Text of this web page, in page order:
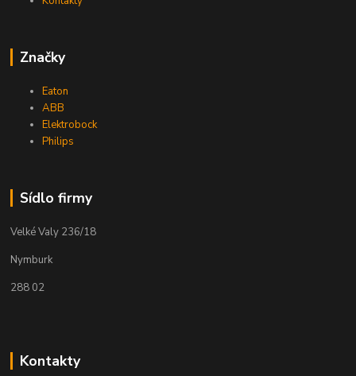
Značky
Eaton
ABB
Elektrobock
Philips
Sídlo firmy
Velké Valy 236/18
Nymburk
288 02
Kontakty